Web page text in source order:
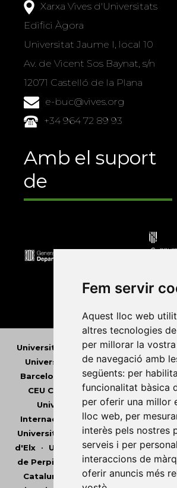
Fem servir
Aquest lloc web
altres tecnologies
per millorar la
de navegació amb
següents: per
funcionalitat bàsica
per oferir una millor
lloc web, per
interès pels nostres
serveis i per
interaccions de
oferir anuncis més
Xarxa Vives d'Universitats
Edifici Àgora
Universitat Jaume I, local 10
Av. de Vicent Sos Baynat, s/n
12071 Castelló de la Plana
e-buc@vives.org
+34 964 72 89 93
Amb el suport
de
Universitat Abat Oliba CEU •
Universitat d'Andorra•
Barcelona
Universitat de
CEU Cardenal Herrera•
Universitat de les Illes Balears
Internacional de Catalunya•
Universitat de Lleida•Universitat
d'Elx• Universitat Oberta de
de Perpinyà Via Domitia•
Catalunya
Universitat